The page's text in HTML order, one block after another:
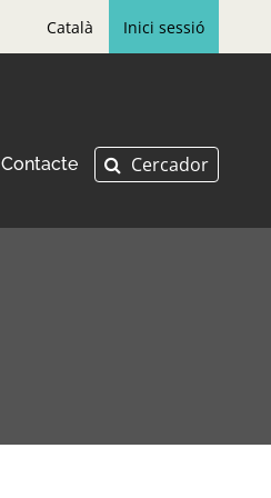
Català Inici sessió
Contacte